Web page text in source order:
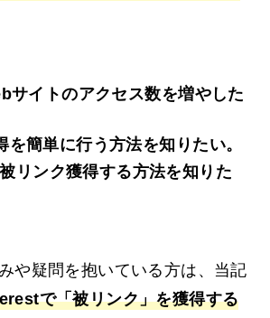
サイトのアクセス数を増やした
を簡単に行う方法を知りたい。
リンク獲得する方法を知りた
や疑問を抱いている方は、当記
で「被リンク」を獲得する